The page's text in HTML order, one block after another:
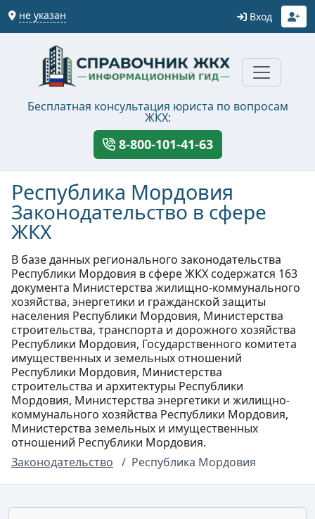
не указан Вход
Бесплатная консультация юриста по вопросам
ЖКХ:
8-800-101-41-63
Республика Мордовия
Законодательство в сфере
ЖКХ
В базе данных регионального законодательства
Республики Мордовия в сфере ЖКХ содержатся 163
документа Министерства жилищно-коммунального
хозяйства, энергетики и гражданской защиты
населения Республики Мордовия, Министерства
строительства, транспорта и дорожного хозяйства
Республики Мордовия, Государственного комитета
имущественных и земельных отношений
Республики Мордовия, Министерства
строительства и архитектуры Республики
Мордовия, Министерства энергетики и жилищно-
коммунального хозяйства Республики Мордовия,
Министерства земельных и имущественных
отношений Республики Мордовия.
Законодательство
Республика Мордовия